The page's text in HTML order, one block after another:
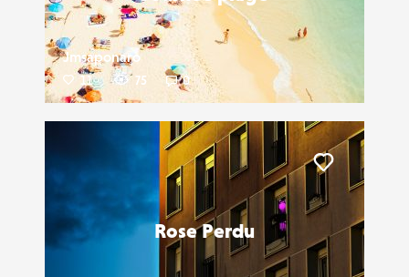
Jmsaponaro
11 75 0
Rose Perdu
Liker